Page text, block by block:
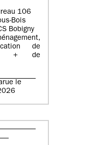
106
Bois
Bobigny
de
+ de
le